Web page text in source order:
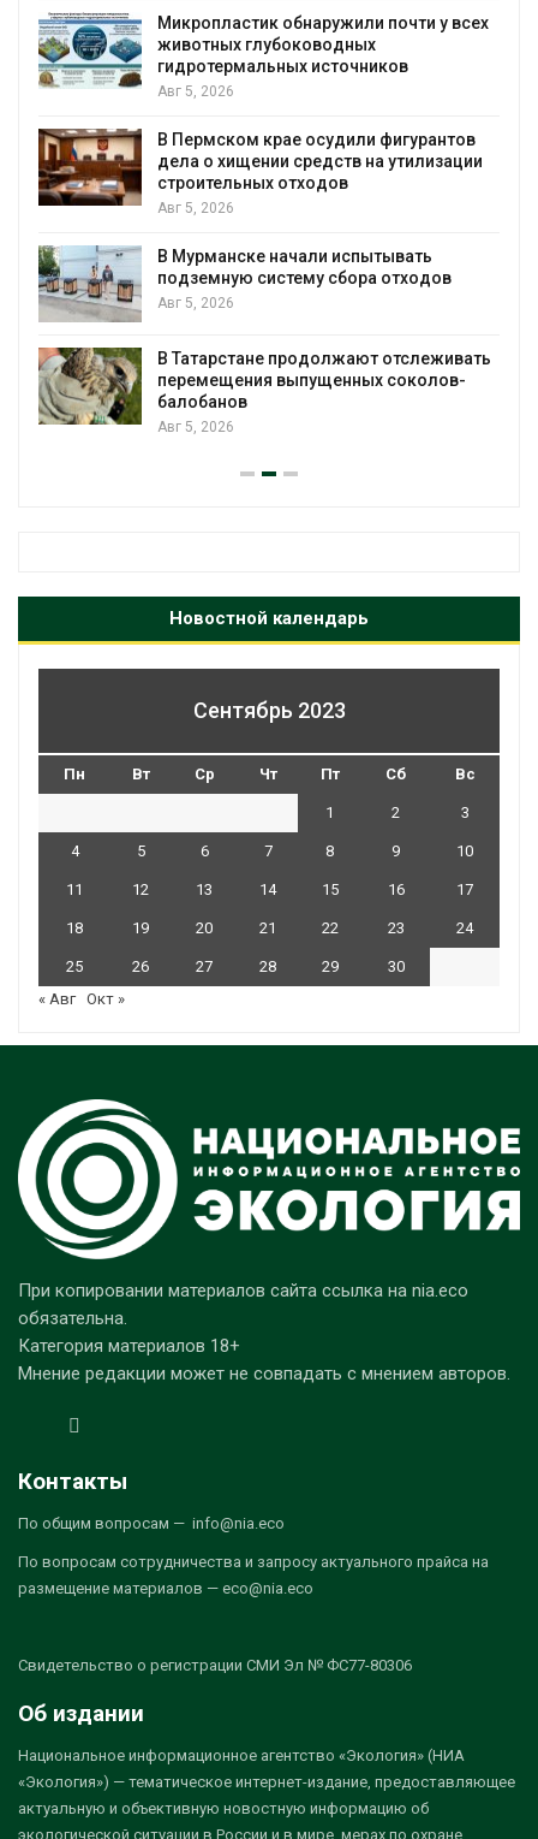
Микропластик обнаружили почти у всех
животных глубоководных
гидротермальных источников
Авг 5, 2026
В Пермском крае осудили фигурантов
дела о хищении средств на утилизации
строительных отходов
Авг 5, 2026
В Мурманске начали испытывать
подземную систему сбора отходов
Авг 5, 2026
В Татарстане продолжают отслеживать
перемещения выпущенных соколов-
балобанов
Авг 5, 2026
Новостной календарь
Сентябрь 2023
Пн Вт Ср Чт Пт Сб Вс
1 2 3
4 5 6 7 8 9 10
11 12 13 14 15 16 17
18 19 20 21 22 23 24
25 26 27 28 29
30
« Авг Окт »
При копировании материалов сайта ссылка на nia.eco
обязательна.
Категория материалов 18+
Мнение редакции может не совпадать с мнением авторов.
Контакты
По общим вопросам — info@nia.eco
По вопросам сотрудничества и запросу актуального прайса на
размещение материалов — eco@nia.eco
Свидетельство о регистрации СМИ Эл № ФС77-80306
Об издании
Национальное информационное агентство «Экология» (НИА
«Экология») — тематическое интернет-издание, предоставляющее
актуальную и объективную новостную информацию об
экологической ситуации в России и в мире, мерах по охране